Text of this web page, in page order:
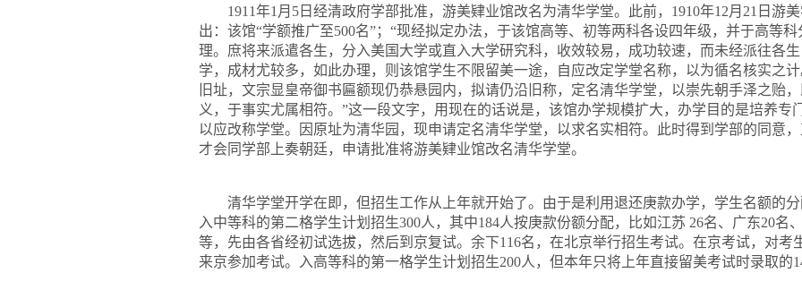
1911年1 月5日经清政府学部批准，游美肄业馆改名为清华学堂。此前， 1910年12月 21 日游
出：该馆“学额推广至500名”；“现经拟定办法，于该馆高等、初等两科各设四年级，并于高等
理。庶将来派遣各生，分入美国大学或直入大学研究科，收效较易，成功较速，而未经派往各
学，成材尤较多，如此办理，则该馆学生不限留美一途，自应改定学堂名称，以为循名核实之
旧址，文宗显皇帝御书匾额现仍恭悬园内，拟请仍沿旧称，定名清华学堂，以崇先朝手泽之贻
义，于事实尤属相符。”这一段文字，用现在的话说是，该馆办学规模扩大，办学目的是培养专
以应改称学堂。因原址为清华园，现申请定名清华学堂，以求名实相符。此时得到学部的同意
才会同学部上奏朝廷，申请批准将游美肄业馆改名清华学堂。
清华学堂开学在即，但招生工作从上年就开始了。由于是利用退还庚款办学，学生名额的分
入中等科的第二格学生计划招生300人，其中184人按庚款份额分配，比如江苏 26名、广东20名
等，先由各省经初试选拔，然后到京复试。余下116名，在北京举行招生考试。在京考试，对考
来京参加考试。入高等科的第一格学生计划招生200人，但本年只将上年直接留美考试时录取的